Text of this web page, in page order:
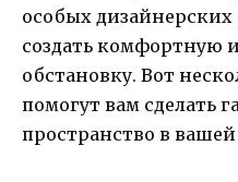
особых
создать комфортную
обстановку. Вот
помогут вам сделать
пространство в